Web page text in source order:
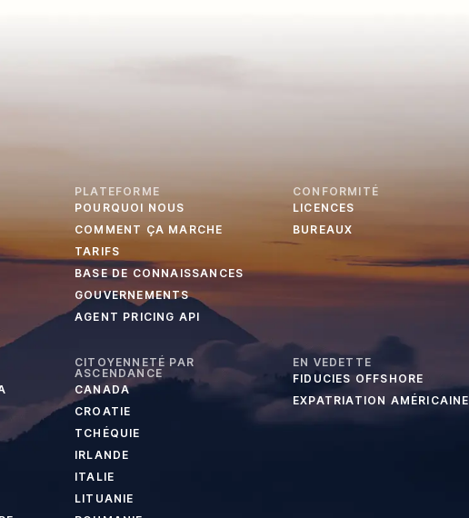
PLATEFORME
POURQUOI NOUS
COMMENT ÇA MARCHE
TARIFS
BASE DE CONNAISSANCES
GOUVERNEMENTS
AGENT PRICING API
CONFORMITÉ
LICENCES
BUREAUX
CITOYENNETÉ PAR
ASCENDANCE
CANADA
CROATIE
TCHÉQUIE
IRLANDE
ITALIE
LITUANIE
EN VEDETTE
FIDUCIES OFFSHORE
EXPATRIATION AMÉRICAINE